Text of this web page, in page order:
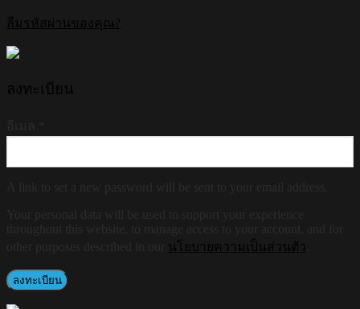
ลืมรหัสผ่านของคุณ?
ลงทะเบียน
นโยบายความเป็นส่วนตัว
ลงทะเบียน